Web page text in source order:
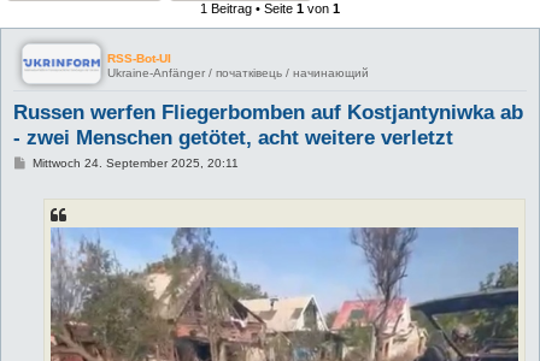
1 Beitrag • Seite 1 von 1
RSS-Bot-UI
Ukraine-Anfänger / початківець / начинающий
Russen werfen Fliegerbomben auf Kostjantyniwka ab
- zwei Menschen getötet, acht weitere verletzt
BMittwoch 24. September 2025, 20:11